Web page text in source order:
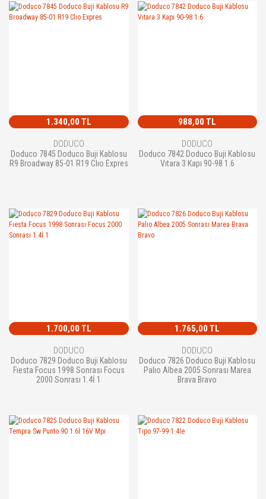
1.340,00 TL
DODUCO
Doduco 7845 Doduco Buji Kablosu
R9 Broadway 85-01 R19 Clıo Expres
988,00 TL
DODUCO
Doduco 7842 Doduco Buji Kablosu
Vıtara 3 Kapı 90-98 1.6
1.700,00 TL
DODUCO
Doduco 7829 Doduco Buji Kablosu
Fıesta Focus 1998 Sonrası Focus
2000 Sonrası 1.4İ 1
1.765,00 TL
DODUCO
Doduco 7826 Doduco Buji Kablosu
Palıo Albea 2005 Sonrası Marea
Brava Bravo